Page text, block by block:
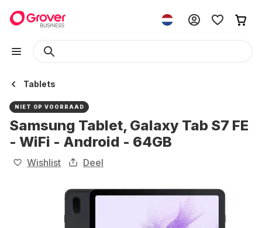
Tablets
NIET OP VOORRAAD
Samsung Tablet, Galaxy Tab S7 FE
- WiFi - Android - 64GB
Wishlist Deel